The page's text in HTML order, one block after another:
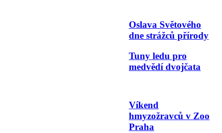
Oslava Světového
dne strážců přírody
Tuny ledu pro
medvědí dvojčata
Víkend
hmyzožravců v Zoo
Praha